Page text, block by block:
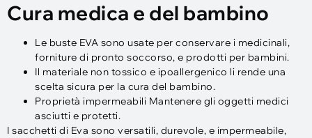
Cura medica e del bambino
Le buste EVA sono usate per conservare i medicinali,
forniture di pronto soccorso, e prodotti per bambini.
Il materiale non tossico e ipoallergenico li rende una
scelta sicura per la cura del bambino.
Proprietà impermeabili Mantenere gli oggetti medici
asciutti e protetti.
I sacchetti di Eva sono versatili, durevole, e impermeabile,